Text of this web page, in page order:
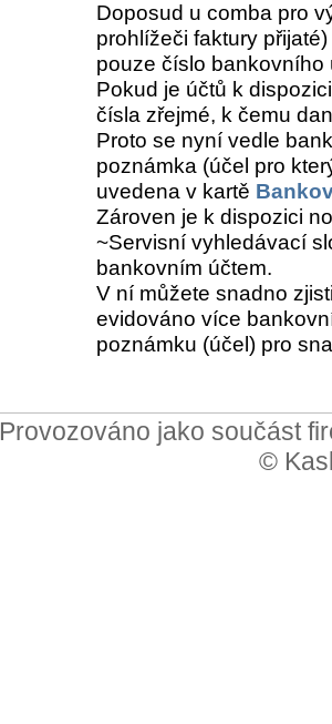
Doposud u comba pro
prohlížeči faktury
pouze číslo bankovního
Pokud je účtů k
čísla zřejmé, k čemu
Proto se nyní vedle
poznámka (účel pro
uvedena v kartě
Zároven je k dispozici
~Servisní vyhledávací
bankovním účtem.
V ní můžete snadno
evidováno více
poznámku (účel) pro
Provozováno jako součást
©